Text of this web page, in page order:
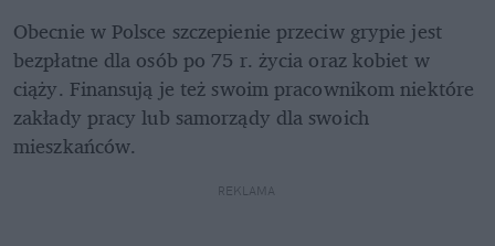
Obecnie w Polsce szczepienie przeciw grypie jest
bezpłatne dla osób po 75 r. życia oraz kobiet w
ciąży. Finansują je też swoim pracownikom niektóre
zakłady pracy lub samorządy dla swoich
mieszkańców.
REKLAMA